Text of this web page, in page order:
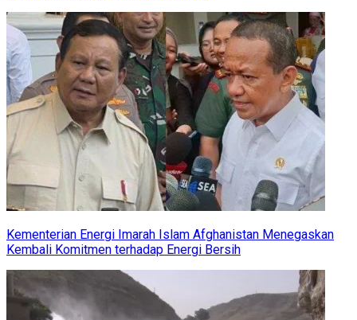
Kementerian Energi Imarah Islam Afghanistan Menegaskan
Kembali Komitmen terhadap Energi Bersih